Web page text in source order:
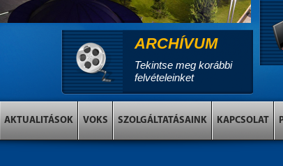
ARCHÍVUM
Tekintse meg korábbi
felvételeinket
AKTUALITÁSOK VOKS SZOLGÁLTATÁSAINK KAPCSOLAT